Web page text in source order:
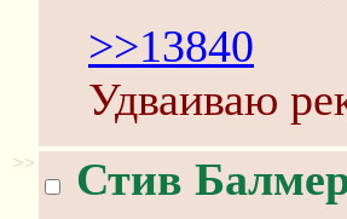
>>13840
Удваиваю
>> Стив